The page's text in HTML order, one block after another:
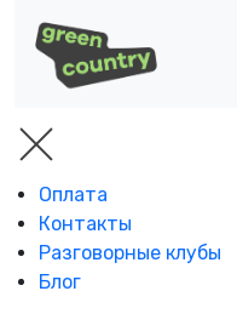
Оплата
Контакты
Разговорные клубы
Блог